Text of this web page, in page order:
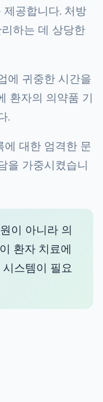
공합니다. 처방
하는 데 상당한
에 귀중한 시간을
환자의 의약품 기
.
에 대한 엄격한 문
을 가중시켰습니
이 아니라 의
환자 치료에
스템이 필요